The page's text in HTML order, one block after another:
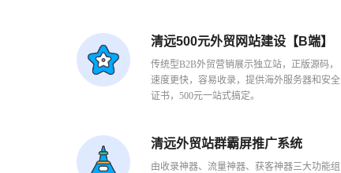
清远500元外贸网站建设【B端】
传统型B2B外贸营销展示独立站，正版源码，
速度更快，容易收录，提供海外服务器和安全
证书，500元一站式搞定。
清远外贸站群霸屏推广系统
由收录神器、流量神器、获客神器三大功能组